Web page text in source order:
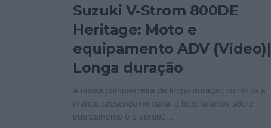
Suzuki V-Strom 800DE
Heritage: Moto e
equipamento ADV (Vídeo)|
Longa duração
A nossa companheira de longa duração continua a
marcar presença no canal e hoje falamos sobre
equipamento e o porquê...